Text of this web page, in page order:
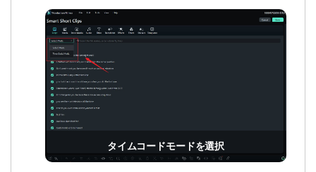
タイムコードモードを選択